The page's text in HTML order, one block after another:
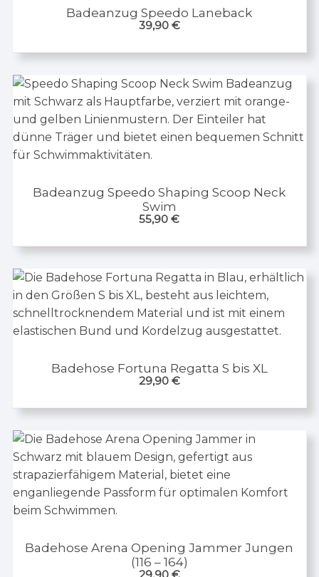
Badeanzug Speedo Laneback
39,90 €
Badeanzug Speedo Shaping Scoop Neck
Swim
55,90€
Badehose Fortuna Regatta S bis XL
29,90 €
Badehose Arena Opening Jammer Jungen
(116 – 164)